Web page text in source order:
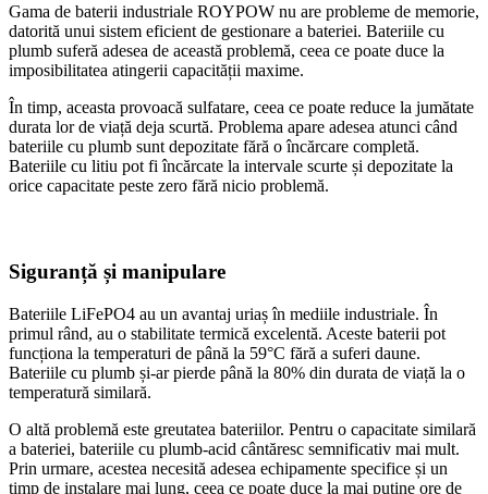
Gama de baterii industriale ROYPOW nu are probleme de memorie,
datorită unui sistem eficient de gestionare a bateriei. Bateriile cu
plumb suferă adesea de această problemă, ceea ce poate duce la
imposibilitatea atingerii capacității maxime.
În timp, aceasta provoacă sulfatare, ceea ce poate reduce la jumătate
durata lor de viață deja scurtă. Problema apare adesea atunci când
bateriile cu plumb sunt depozitate fără o încărcare completă.
Bateriile cu litiu pot fi încărcate la intervale scurte și depozitate la
orice capacitate peste zero fără nicio problemă.
Siguranță și manipulare
Bateriile LiFePO4 au un avantaj uriaș în mediile industriale. În
primul rând, au o stabilitate termică excelentă. Aceste baterii pot
funcționa la temperaturi de până la 59°C fără a suferi daune.
Bateriile cu plumb și-ar pierde până la 80% din durata de viață la o
temperatură similară.
O altă problemă este greutatea bateriilor. Pentru o capacitate similară
a bateriei, bateriile cu plumb-acid cântăresc semnificativ mai mult.
Prin urmare, acestea necesită adesea echipamente specifice și un
timp de instalare mai lung, ceea ce poate duce la mai puține ore de